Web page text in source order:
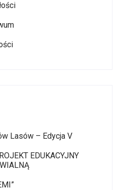
Lasów – Edycja V
EDUKACYJNY